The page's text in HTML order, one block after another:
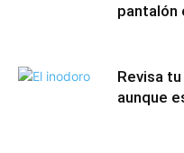
pantalón
Revisa
aunque